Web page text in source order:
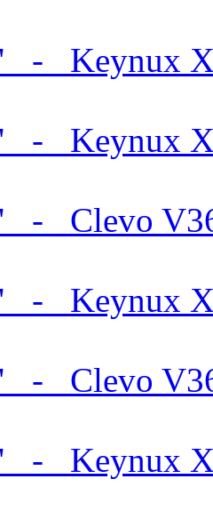
- Keynux
- Keynux
- Clevo
- Keynux
- Clevo
- Keynux